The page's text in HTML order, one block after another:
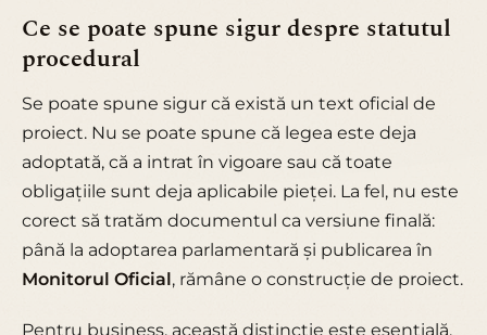
Ce se poate spune sigur despre statutul
procedural
Se poate spune sigur că există un text oficial de
proiect. Nu se poate spune că legea este deja
adoptată, că a intrat în vigoare sau că toate
obligațiile sunt deja aplicabile pieței. La fel, nu este
corect să tratăm documentul ca versiune finală:
până la adoptarea parlamentară și publicarea în
Monitorul Oficial, rămâne o construcție de proiect.
Pentru business, această distincție este esențială.